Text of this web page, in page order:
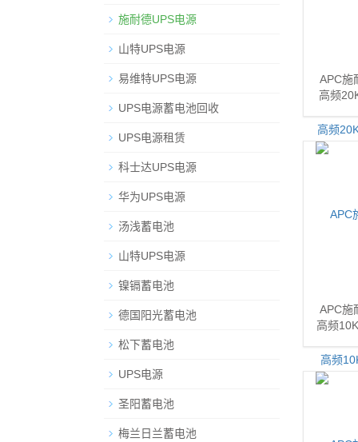
APC施
高频
APC施
高频
施耐德UPS电源
山特UPS电源
易维特UPS电源
UPS电源蓄电池回收
UPS电源租赁
科士达UPS电源
华为UPS电源
汤浅蓄电池
山特UPS电源
镍镉蓄电池
德国阳光蓄电池
松下蓄电池
UPS电源
圣阳蓄电池
梅兰日兰蓄电池